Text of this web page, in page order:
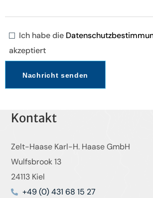
Ich habe die
akzeptiert
Kontakt
Zelt-Haase Karl-H. Haase GmbH
Wulfsbrook 13
24113 Kiel
+49 (0) 431 68 15 27